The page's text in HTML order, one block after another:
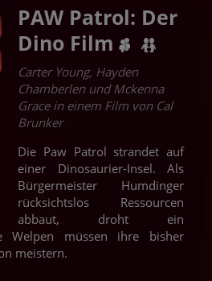
PAW Patrol: Der
Dino Film
Carter Young, Hayden
Chamberlen und Mckenna
Grace in einem Film von Cal
Brunker
Die Paw Patrol strandet auf
einer Dinosaurier-Insel. Als
Bürgermeister Humdinger
rücksichtslos Ressourcen
abbaut, droht ein
Welpen müssen ihre bisher
meistern.